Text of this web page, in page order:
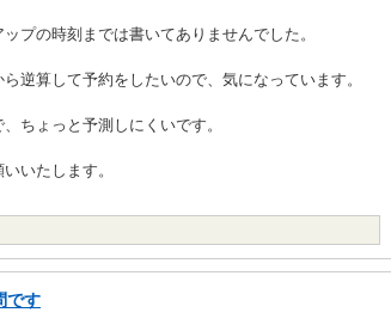
プの時刻までは書いてありませんでした。
逆算して予約をしたいので、気になっています。
ちょっと予測しにくいです。
いたします。
です